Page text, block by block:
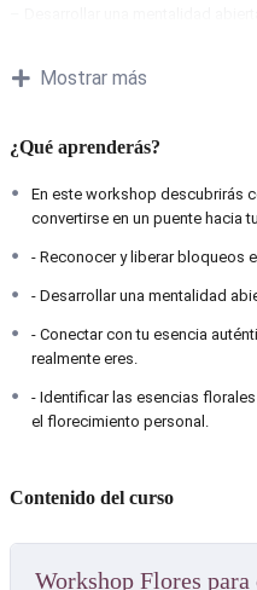
– Identificar las esencias florales
Contenido de la clase
– Introducción a la Terapia Floral y
– El vínculo entre propósito,
– Esencias clave para cultivar
– Consejos prácticos para integrar
Acerca de este curso
acompañarte en tu camino
En este workshop exploraremos
Un espacio pensado para que te
Mostrar más
¿Qué aprenderás?
En este workshop descubrirás
convertirse en un puente hacia
- Reconocer y liberar bloqueos
- Desarrollar una mentalidad
- Conectar con tu esencia
realmente eres.
- Identificar las esencias
el florecimiento personal.
Contenido del curso
Workshop Flores